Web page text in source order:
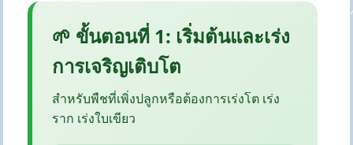
🌱 ขั้นตอนที่ 1: เริ่มต้นและเร่ง
การเจริญเติบโต
สำหรับพืชที่เพิ่งปลูกหรือต้องการเร่งโต เร่ง
ราก เร่งใบเขียว